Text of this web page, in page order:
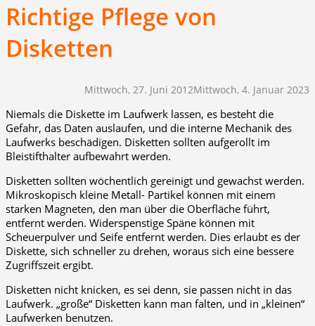
Richtige Pflege von
Disketten
Mittwoch, 27. Juni 2012Mittwoch, 4. Januar 2023
Niemals die Diskette im Laufwerk lassen, es besteht die
Gefahr, das Daten auslaufen, und die interne Mechanik des
Laufwerks beschädigen. Disketten sollten aufgerollt im
Bleistifthalter aufbewahrt werden.
Disketten sollten wöchentlich gereinigt und gewachst werden.
Mikroskopisch kleine Metall- Partikel können mit einem
starken Magneten, den man über die Oberfläche führt,
entfernt werden. Widerspenstige Späne können mit
Scheuerpulver und Seife entfernt werden. Dies erlaubt es der
Diskette, sich schneller zu drehen, woraus sich eine bessere
Zugriffszeit ergibt.
Disketten nicht knicken, es sei denn, sie passen nicht in das
Laufwerk. „große“ Disketten kann man falten, und in „kleinen“
Laufwerken benutzen.